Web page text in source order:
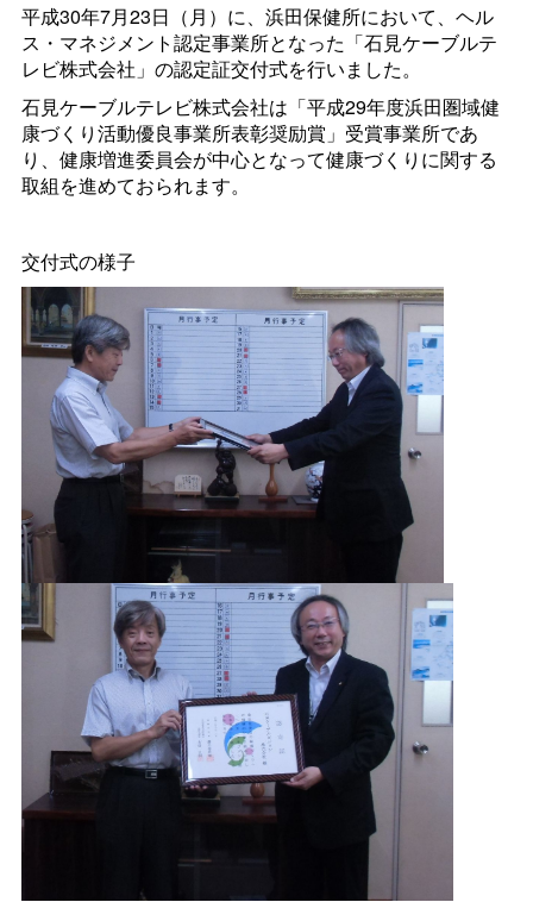
平成30年7月23日（月）に、浜田保健所において、ヘル
ス・マネジメント認定事業所となった「石見ケーブルテ
レビ株式会社」の認定証交付式を行いました。
石見ケーブルテレビ株式会社は「平成29年度浜田圏域健
康づくり活動優良事業所表彰奨励賞」受賞事業所であ
り、健康増進委員会が中心となって健康づくりに関する
取組を進めておられます。
交付式の様子